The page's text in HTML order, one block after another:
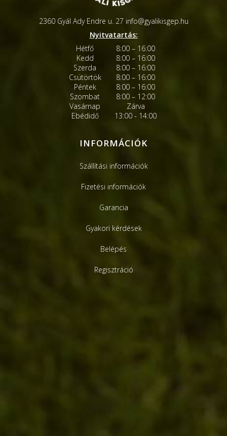
2360 Gyál Ady Endre u. 27 info@gyalikisgep.hu
Nyitvatartás:
Hétfő
8:00 – 16:00
Kedd
8:00 – 16:00
Szerda
8:00 – 16:00
Csütörtök
8:00 – 16:00
Péntek
8:00 – 16:00
Szombat
8:00 – 12:00
Vasárnap
Zárva
Ebédidő
13:00 - 14:00
INFORMÁCIÓK
Szállítási információk
Fizetési információk
Garancia
Gyakori kérdések
Belépés
Regisztráció